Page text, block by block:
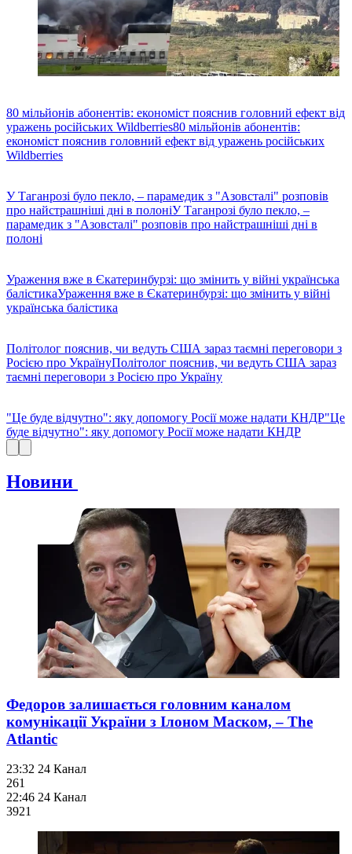
80 мільйонів абонентів: економіст пояснив головний ефект від
уражень російських Wildberries80 мільйонів абонентів:
економіст пояснив головний ефект від уражень російських
Wildberries
У Таганрозі було пекло, – парамедик з "Азовсталі" розповів
про найстрашніші дні в полоніУ Таганрозі було пекло, –
парамедик з "Азовсталі" розповів про найстрашніші дні в
полоні
Ураження вже в Єкатеринбурзі: що змінить у війні українська
балістикаУраження вже в Єкатеринбурзі: що змінить у війні
українська балістика
Політолог пояснив, чи ведуть США зараз таємні переговори з
Росією про УкраїнуПолітолог пояснив, чи ведуть США зараз
таємні переговори з Росією про Україну
"Це буде відчутно": яку допомогу Росії може надати КНДР"Це
буде відчутно": яку допомогу Росії може надати КНДР
Новини
Федоров залишається головним каналом
комунікації України з Ілоном Маском, – The
Atlantic
23:32 24 Канал
261
22:46 24 Канал
3921